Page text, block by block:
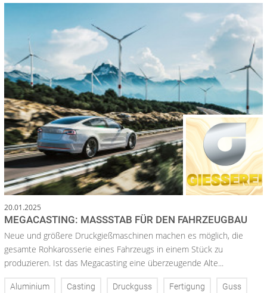
20.01.2025
MEGACASTING: MASSSTAB FÜR DEN FAHRZEUGBAU
Neue und größere Druckgießmaschinen machen es möglich, die
gesamte Rohkarosserie eines Fahrzeugs in einem Stück zu
produzieren. Ist das Megacasting eine überzeugende Alte...
Aluminium Casting Druckguss Fertigung Guss